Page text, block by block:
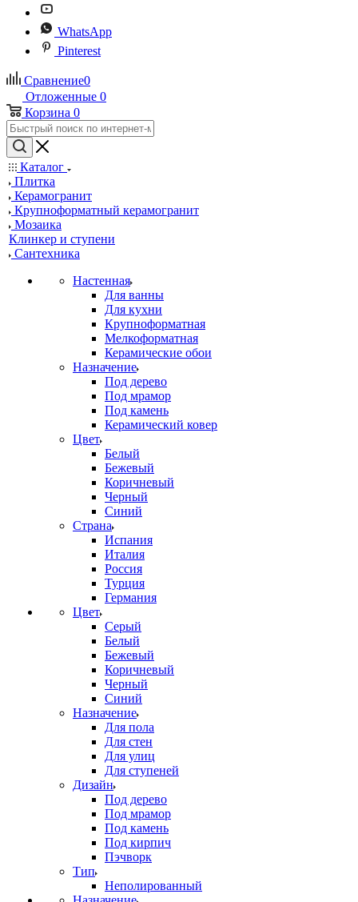
WhatsApp
Pinterest
Сравнение0
Отложенные 0
Корзина 0
Каталог
Плитка
Керамогранит
Крупноформатный керамогранит
Мозаика
Клинкер и ступени
Сантехника
Настенная
Для ванны
Для кухни
Крупноформатная
Мелкоформатная
Керамические обои
Назначение
Под дерево
Под мрамор
Под камень
Керамический ковер
Цвет
Белый
Бежевый
Коричневый
Черный
Синий
Страна
Испания
Италия
Россия
Турция
Германия
Цвет
Серый
Белый
Бежевый
Коричневый
Черный
Синий
Назначение
Для пола
Для стен
Для улиц
Для ступеней
Дизайн
Под дерево
Под мрамор
Под камень
Под кирпич
Пэчворк
Тип
Неполированный